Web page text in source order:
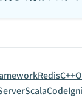
RedisC++
Scala